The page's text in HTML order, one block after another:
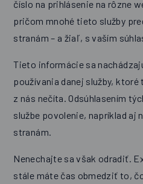
číslo na prihlásenie na rôzne
pričom mnohé tieto služby
stranám – a žiaľ, s vaším
Tieto informácie sa
používania danej služby,
z nás nečíta. Odsúhlasením
službe povolenie, napríklad aj
stranám.
Nenechajte sa však odradiť.
stále máte čas obmedziť to,